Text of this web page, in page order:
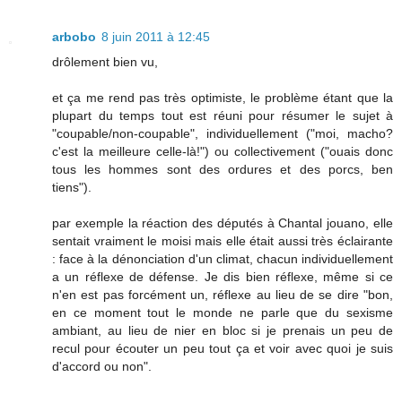
arbobo 8 juin 2011 à 12:45
drôlement bien vu,
et ça me rend pas très optimiste, le problème étant que la
plupart du temps tout est réuni pour résumer le sujet à
"coupable/non-coupable", individuellement ("moi, macho?
c'est la meilleure celle-là!") ou collectivement ("ouais donc
tous les hommes sont des ordures et des porcs, ben
tiens").
par exemple la réaction des députés à Chantal jouano, elle
sentait vraiment le moisi mais elle était aussi très éclairante
: face à la dénonciation d'un climat, chacun individuellement
a un réflexe de défense. Je dis bien réflexe, même si ce
n'en est pas forcément un, réflexe au lieu de se dire "bon,
en ce moment tout le monde ne parle que du sexisme
ambiant, au lieu de nier en bloc si je prenais un peu de
recul pour écouter un peu tout ça et voir avec quoi je suis
d'accord ou non".